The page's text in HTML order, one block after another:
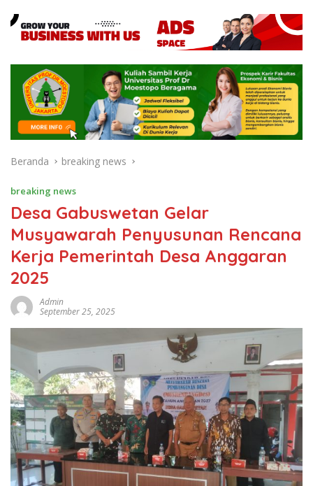
Beranda breaking news
breaking news
Desa Gabuswetan Gelar
Musyawarah Penyusunan Rencana
Kerja Pemerintah Desa Anggaran
2025
Admin
September 25, 2025